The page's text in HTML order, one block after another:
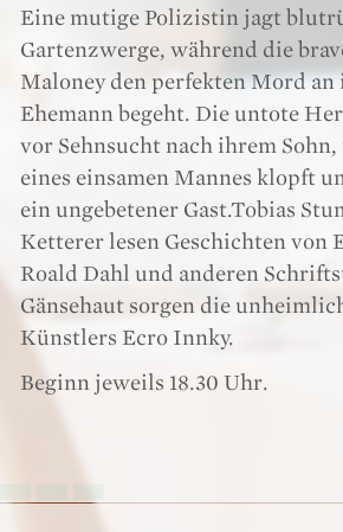
Eine mutige Polizistin jagt
Gartenzwerge, während die
Maloney den perfekten Mord
Ehemann begeht. Die untote
vor Sehnsucht nach ihrem
eines einsamen Mannes klopft
ein ungebetener Gast.Tobias
Ketterer lesen Geschichten von
Roald Dahl und anderen
Gänsehaut sorgen die
Künstlers Ecro Innky.
Beginn jeweils 18.30 Uhr.